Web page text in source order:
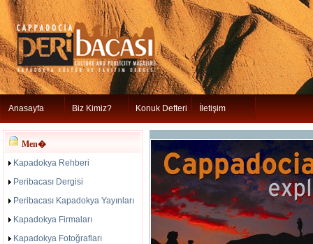
Anasayfa Biz Kimiz? Konuk Defteri İletişim
Men�
Kapadokya Rehberi
Peribacası Dergisi
Peribacası Kapadokya Yayınları
Kapadokya Firmaları
Kapadokya Fotoğrafları